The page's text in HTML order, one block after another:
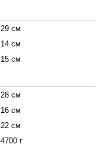
29 см
14 см
15 см
28 см
16 см
22 см
4700 г